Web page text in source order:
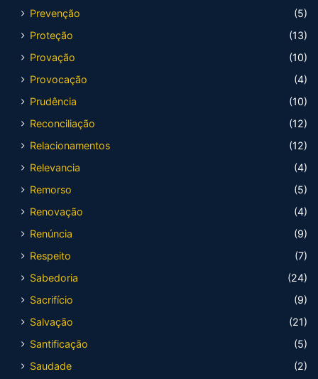
Prevenção
(5)
Proteção
(13)
Provação
(10)
Provocação
(4)
Prudência
(10)
Reconciliação
(12)
Relacionamentos
(12)
Relevancia
(4)
Remorso
(5)
Renovação
(4)
Renúncia
(9)
Respeito
(7)
Sabedoria
(24)
Sacrifício
(9)
Salvação
(21)
Santificação
(5)
Saudade
(2)